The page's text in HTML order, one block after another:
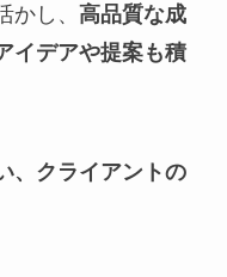
し、 高品質な成
イデアや提案も積
、クライアントの